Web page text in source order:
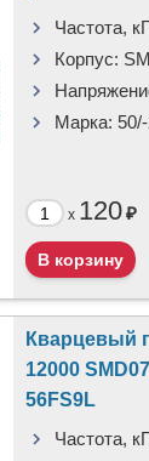
Частота,
Корпус:
Марка:
x 120₽
Кварцевый
12000
56FS9L
Частота,